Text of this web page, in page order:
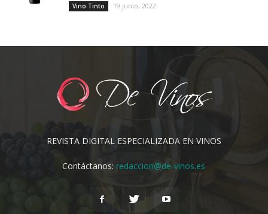
Vino Tinto 19 junio, 2022
REVISTA DIGITAL ESPECIALIZADA EN VINOS
Contáctanos:redaccion@de-vinos.es